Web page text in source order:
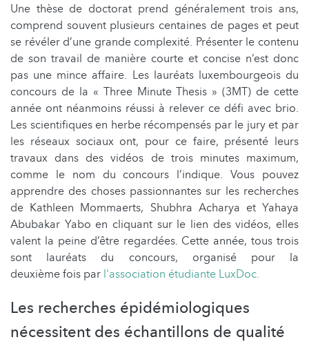
Une thèse de doctorat prend généralement trois ans,
comprend souvent plusieurs centaines de pages et peut
se révéler d’une grande complexité. Présenter le contenu
de son travail de manière courte et concise n’est donc
pas une mince affaire. Les lauréats luxembourgeois du
concours de la « Three Minute Thesis » (3MT) de cette
année ont néanmoins réussi à relever ce défi avec brio.
Les scientifiques en herbe récompensés par le jury et par
les réseaux sociaux ont, pour ce faire, présenté leurs
travaux dans des vidéos de trois minutes maximum,
comme le nom du concours l’indique. Vous pouvez
apprendre des choses passionnantes sur les recherches
de Kathleen Mommaerts, Shubhra Acharya et Yahaya
Abubakar Yabo en cliquant sur le lien des vidéos, elles
valent la peine d’être regardées. Cette année, tous trois
sont lauréats du concours, organisé pour la
deuxième fois par l'association étudiante LuxDoc.
Les recherches épidémiologiques
nécessitent des échantillons de qualité